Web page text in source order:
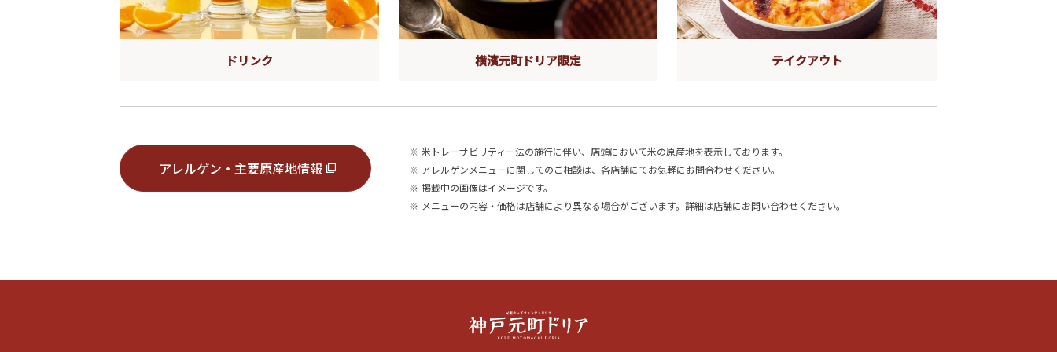
ドリンク 横濱元町ドリア限定 テイクアウト
アレルゲン・主要原産地情報
※ 米トレーサビリティー法の施行に伴い、店頭において米の原産地を表示しております。
※ アレルゲンメニューに関してのご相談は、各店舗にてお気軽にお問合わせください。
※ 掲載中の画像はイメージです。
※ メニューの内容・価格は店舗により異なる場合がございます。詳細は店舗にお問い合わせください。